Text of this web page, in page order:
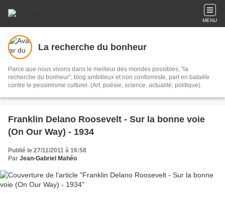
MENU
La recherche du bonheur
Parce que nous vivons dans le meilleur des mondes possibles, "la
recherche du bonheur", blog ambitieux et non conformiste, part en bataille
contre le pessimisme culturel. (Art, poésie, science, actualité, politique).
Franklin Delano Roosevelt - Sur la bonne voie
(On Our Way) - 1934
Publié le 27/11/2011 à 16:58
Par Jean-Gabriel Mahéo